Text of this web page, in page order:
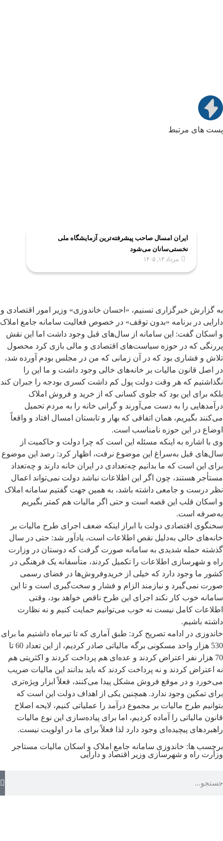
پست های مرتبط
ایران امسال صاحب پیشرفته‌ترین آزمایشگاه ملی
نخستی‌سانان می‌شود
مرداد ۱۴, ۱۴۰۵
به گزارش خبرگزاری تسنیم، «احسان خاندوزی» وزیر امور اقتصادی و
دارایی در برنامه «بدون توقف» در خصوص فعالیت سامانه جامع املاک
و اسکان گفت: این سامانه از سال‌های قبل وجود داشت اما این نقش
پررنگی که در حوزه سیاست‌های اقتصادی و مالی بازی کرد محصول
تلاش و فشاری بود که در آن زمانی که من در مجلس بودم آورده شد،
در اصل قانون مالیات بر خانه‌های خالی وجود داشت و ما این را
نگذاشتیم که هر وقت دولت پول کم داشت کسری بودجه را جبران کند
بلکه برای این بود که جلوی کسانی که از خرید و فروش املاک
درآمدهایی را به دست می‌آورند و گرانی خانه را به مردم تحمیل
می‌کنند بگیریم، همان اتفاقی که بهار و تابستان امسال افتاد و واقعاً
اوضاع در این حوزه نامناسب است.
وی با اشاره به اینکه مسئله این است که چرا دولت و حاکمیت از
سال‌های قبل به‌سراغ این موضوع نرفت، اظهار کرد: رصد این موضوع
برای این است که ما بدانیم چه‌تعدادی در ایران خانه دارند و چه‌تعداد
مستأجر هستند، چون اگر این اطلاعات نباشد دولت نمی‌تواند اعمال
نظر درست و جامعی داشته باشد، به همین جهت گفتیم سامانه املاک
و اسکان قلب این قصه است و حتی اگر مالیات هم کمتر بگیریم
به‌صرفه است.
سخنگوی اقتصادی دولت با ابراز اینکه ضعف اجرای طرح مالیات بر
خانه‌های خالی به‌دلیل نقص اطلاعات است، یادآور شد: حتی در سال
گذشته حمله شدیدی به سامانه صورت گرفت که دوستان در وزارت
راه و شهرسازی اطلاعات را تکمیل کردند، متأسفانه یک فرهنگی در
کشور ما وجود دارد که خیلی از خریدوفروش‌ها در فضای رسمی
صورت نمی‌گیرد و نیازمند الزام و فشار و سخت‌گیری است و تا این
سامانه خوب کار نکند اجرای این طرح ناقص خواهد بود، وقتی
اطلاعات کامل نیست نه خوب می‌توانیم حمایت کنیم و نه نظارت
داشته باشیم.
خاندوزی در ادامه تصریح کرد: طبق آماری که تا تیرماه داشتیم ما برای
530 هزار واحد مسکونی برگه مالیاتی صادر کردیم، از این تعداد 60 تا
70 هزار نفر اعتراض کردند و عده‌ای هم پرداخت کردند و اکثریتی هم
نه اعتراض کردند و نه پرداخت کردند که باید بدانند این مالیات ضریب
می‌خورد و در موقع فروش مشکل پیدا می‌کنند، فعلاً ابزار ویژه‌تری
برای تمکین وجود ندارد. همچنین یکی از اهداف دولت این است که
بتوانیم طرح مالیات بر مجموع درآمد را عملیاتی کنیم، لایحه اصلاح
قانون مالیاتی را آماده کردیم، اما برای پیاده‌سازی این نوع مالیات
راهبردهای پیچیده‌ای وجود دارد لذا فعلاً برای ما در اولویت نیست.
برچسب ها: خاندوزی سامانه جامع املاک و اسکان مالیات مستاجر
وزارت راه و شهرسازی وزیر اقتصاد و دارایی